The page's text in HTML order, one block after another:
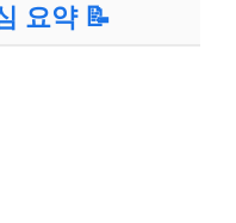
요약 📝